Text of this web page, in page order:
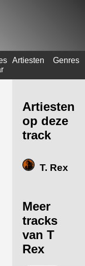
Artiesten Genres
Artiesten
op deze
track
T. Rex
Meer
tracks
van T
Rex